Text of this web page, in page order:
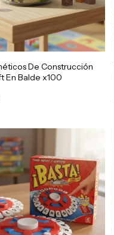
De Construcción
En Balde x100